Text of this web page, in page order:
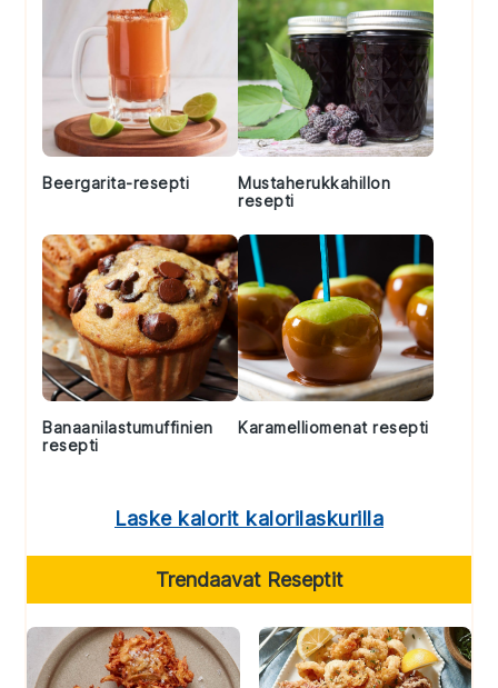
Beergarita-resepti
Mustaherukkahillon
resepti
Banaanilastumuffinien
resepti
Karamelliomenat resepti
Laske kalorit kalorilaskurilla
Trendaavat Reseptit